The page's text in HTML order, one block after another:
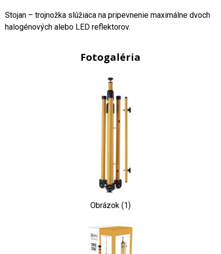
Stojan – trojnožka slúžiaca na pripevnenie maximálne dvoch
halogénových alebo LED reflektorov.
Fotogaléria
Obrázok (1)